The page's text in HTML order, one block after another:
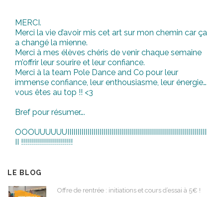
MERCI.
Merci la vie d’avoir mis cet art sur mon chemin car ça
a changé la mienne.
Merci à mes élèves chéris de venir chaque semaine
m’offrir leur sourire et leur confiance.
Merci à la team Pole Dance and Co pour leur
immense confiance, leur enthousiasme, leur énergie…
vous êtes au top !! <3
Bref pour résumer….
OOOUUUUUUIIIIIIIIIIIIIIIIIIIIIIIIIIIIIIIIIIIIIIIIIIIIIIIIIIIIIIIIIIIIIIIIIIIIII
II !!!!!!!!!!!!!!!!!!!!!!!!!!
LE BLOG
Offre de rentrée : initiations et cours d’essai à 5€ !